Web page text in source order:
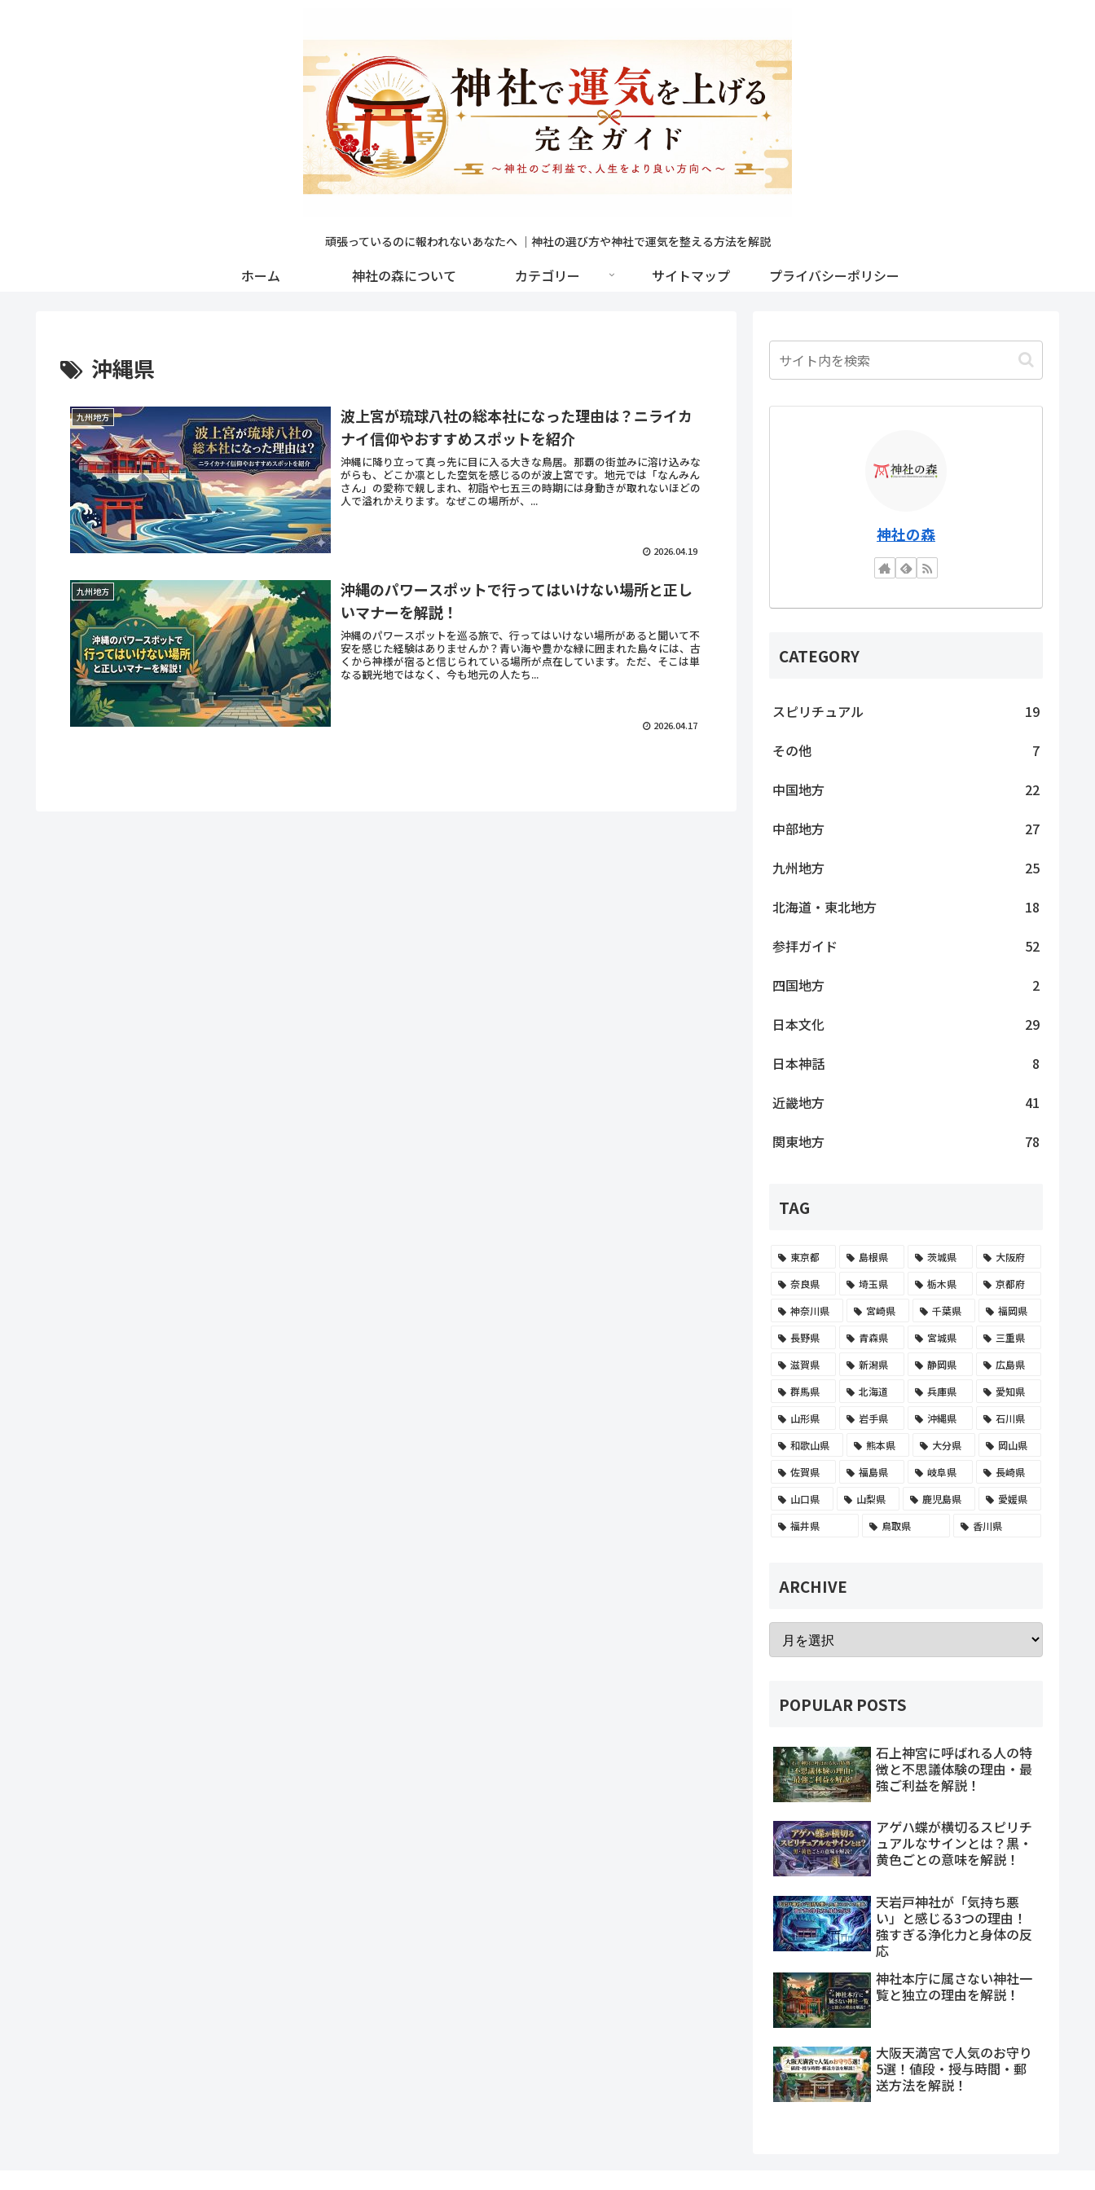
頑張っているのに報われないあなたへ ｜神社の選び方や神社で運気を整える方法を解説
ホーム 神社の森について カテゴリー サイトマップ プライバシーポリシー
沖縄県
九州地方
波上宮が琉球八社の総本社になった理由は？ニライカ
ナイ信仰やおすすめスポットを紹介
沖縄に降り立って真っ先に目に入る大きな鳥居。那覇の街並みに溶け込みな
がらも、どこか凛とした空気を感じるのが波上宮です。地元では「なんみん
さん」の愛称で親しまれ、初詣や七五三の時期には身動きが取れないほどの
人で溢れかえります。なぜこの場所が、...
2026.04.19
九州地方
沖縄のパワースポットで行ってはいけない場所と正し
いマナーを解説！
沖縄のパワースポットを巡る旅で、行ってはいけない場所があると聞いて不
安を感じた経験はありませんか？青い海や豊かな緑に囲まれた島々には、古
くから神様が宿ると信じられている場所が点在しています。ただ、そこは単
なる観光地ではなく、今も地元の人たち...
2026.04.17
神社の森
CATEGORY
スピリチュアル
19
その他
7
中国地方
22
中部地方
27
九州地方
25
北海道・東北地方
18
参拝ガイド
52
四国地方
2
日本文化
29
日本神話
8
近畿地方
41
関東地方
78
TAG
東京都 島根県 茨城県
大阪府
奈良県
埼玉県 栃木県
京都府
神奈川県
宮崎県 千葉県
福岡県
長野県
青森県 宮城県
三重県
滋賀県
新潟県 静岡県
広島県
群馬県
北海道 兵庫県
愛知県
山形県
岩手県 沖縄県
石川県
和歌山県
熊本県 大分県
岡山県
佐賀県
福島県 岐阜県
長崎県
山口県
山梨県 鹿児島県
愛媛県
福井県
鳥取県 香川県
ARCHIVE
POPULAR POSTS
石上神宮に呼ばれる人の特
徴と不思議体験の理由・最
強ご利益を解説！
アゲハ蝶が横切るスピリチ
ュアルなサインとは？黒・
黄色ごとの意味を解説！
天岩戸神社が「気持ち悪
い」と感じる3つの理由！
強すぎる浄化力と身体の反
応
神社本庁に属さない神社一
覧と独立の理由を解説！
大阪天満宮で人気のお守り
5選！値段・授与時間・郵
送方法を解説！